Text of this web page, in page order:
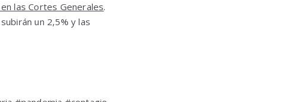
las Cortes Generales.
un 2,5% y las